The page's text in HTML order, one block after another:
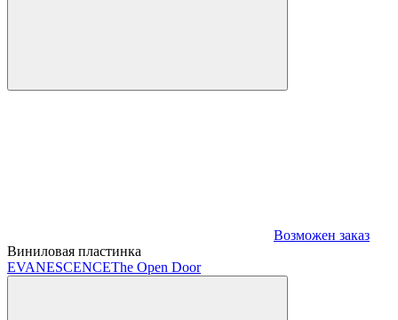
Возможен заказ
Виниловая пластинка
EVANESCENCEThe Open Door